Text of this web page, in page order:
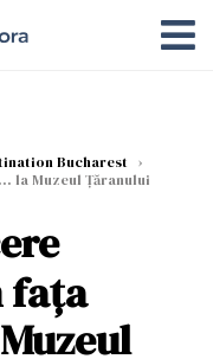
Bucharest
›
la Muzeul Țăranului
fața